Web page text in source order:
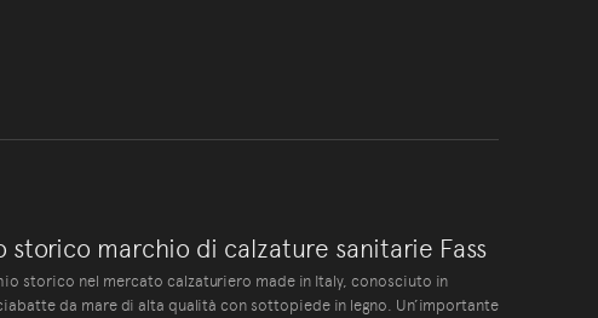
storico marchio di calzature sanitarie Fass
storico nel mercato calzaturiero made in Italy, conosciuto in
da mare di alta qualità con sottopiede in legno. Un’importante